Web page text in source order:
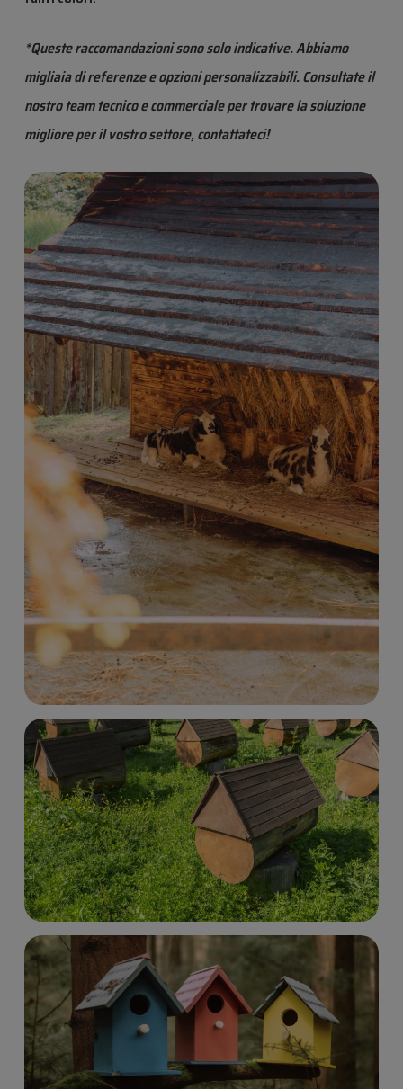
*Queste raccomandazioni sono solo indicative. Abbiamo
migliaia di referenze e opzioni personalizzabili. Consultate il
nostro team tecnico e commerciale per trovare la soluzione
migliore per il vostro settore, contattateci!